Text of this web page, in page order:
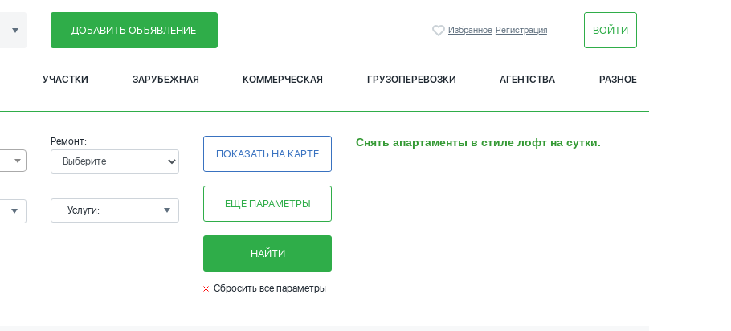
ДОБАВИТЬ ОБЪЯВЛЕНИЕ Избранное Регистрация ВОЙТИ
УЧАСТКИ ЗАРУБЕЖНАЯ КОММЕРЧЕСКАЯ ГРУЗОПЕРЕВОЗКИ АГЕНТСТВА РАЗНОЕ
Ремонт:
Услуги:
ПОКАЗАТЬ НА КАРТЕ
ЕЩЕ ПАРАМЕТРЫ
НАЙТИ
Снять апартаменты в стиле лофт на сутки.
Сбросить все параметры